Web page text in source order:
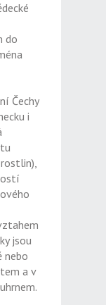
do
Čechy
i
jsou
nebo
a v